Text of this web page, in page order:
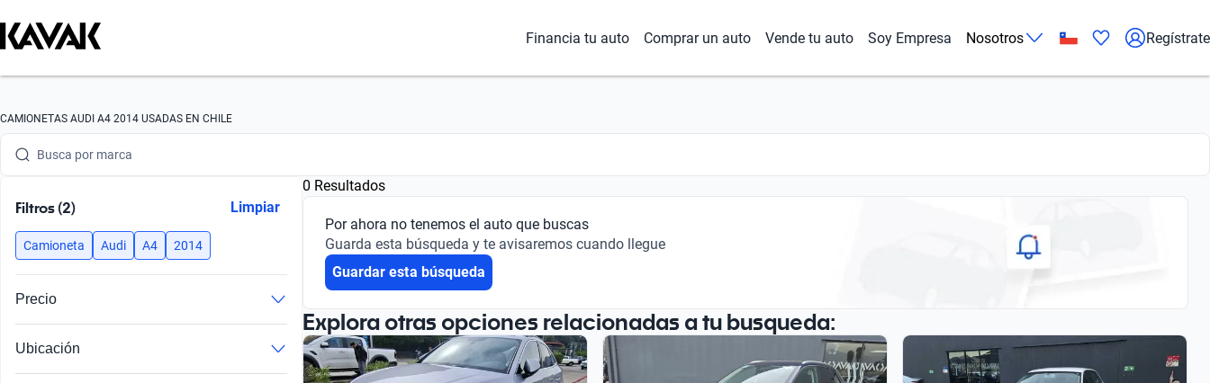
Financia tu auto Comprar un auto Vende tu auto Soy Empresa Nosotros Regístrate
CAMIONETAS AUDI A4 2014 USADAS EN CHILE
Busca por marca
Busca por versión
Busca por año
Busca por modelo
Filtros (2) Limpiar
Camioneta Audi A4 2014
Precio
Ubicación
0 Resultados
Por ahora no tenemos el auto que buscas
Guarda esta búsqueda y te avisaremos cuando llegue
Guardar esta búsqueda
Explora otras opciones relacionadas a tu busqueda: